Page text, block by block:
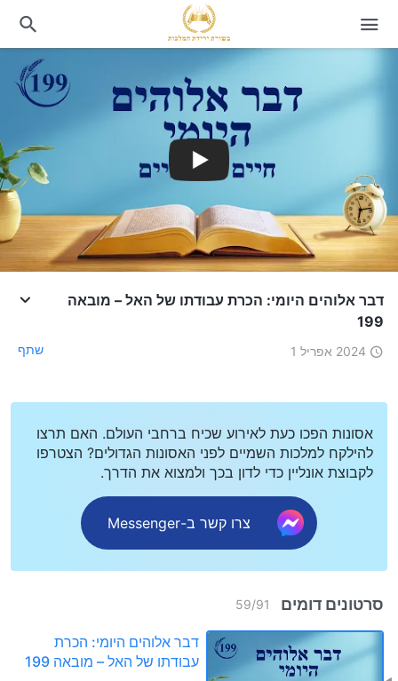
דבר אלוהים היומי: הכרת עבודתו של האל – מובאה
199
2024 אפריל 1 שתף
אסונות הפכו כעת לאירוע שכיח ברחבי העולם. האם תרצו
להילקח למלכות השמיים לפני האסונות הגדולים? הצטרפו
לקבוצת אונליין כדי לדון בכך ולמצוא את הדרך.
צרו קשר ב-Messenger
סרטונים דומים 59/91
דבר אלוהים היומי: הכרת
עבודתו של האל – מובאה 199